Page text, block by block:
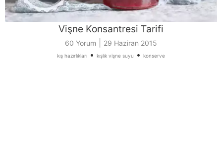
Vişne Konsantresi Tarifi
60 Yorum 29 Haziran 2015
kış hazırlıkları • kışlık vişne suyu • konserve